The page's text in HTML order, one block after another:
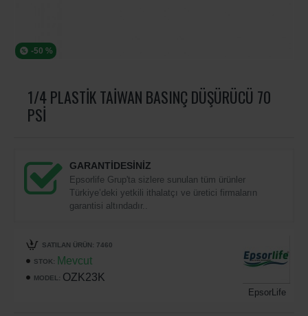
-50 %
1/4 PLASTIK TAIWAN BASINÇ DÜŞÜRÜCÜ 70
PSI
GARANTİDESİNİZ
Epsorlife Grup'ta sizlere sunulan tüm ürünler
Türkiye’deki yetkili ithalatçı ve üretici firmaların
garantisi altındadır..
STOK: Mevcut
MODEL: OZK23K
EpsorLife
SATILAN ÜRÜN: 7460